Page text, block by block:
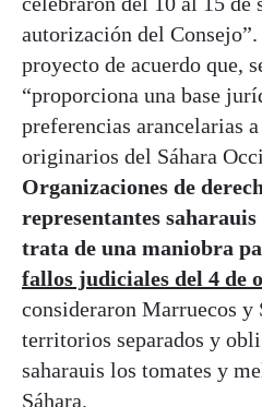
autorización del
proyecto de acuerdo que,
“proporciona una base
preferencias arancelarias
originarios del Sáhara
Organizaciones de
representantes
trata de una maniobra
fallos judiciales del 4 de
consideraron Marruecos y
territorios separados y
saharauis los tomates y
Sáhara.